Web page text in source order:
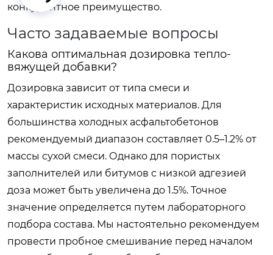
конкурентное преимущество.
Часто задаваемые вопросы
Какова оптимальная дозировка тепло-
вяжущей добавки?
Дозировка зависит от типа смеси и
характеристик исходных материалов. Для
большинства холодных асфальтобетонов
рекомендуемый диапазон составляет 0.5–1.2% от
массы сухой смеси. Однако для пористых
заполнителей или битумов с низкой адгезией
доза может быть увеличена до 1.5%. Точное
значение определяется путем лабораторного
подбора состава. Мы настоятельно рекомендуем
провести пробное смешивание перед началом